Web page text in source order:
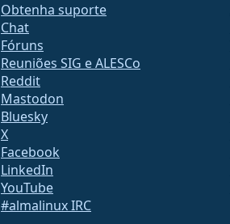
Obtenha suporte
Chat
Fóruns
Reuniões SIG e ALESCo
Reddit
Mastodon
Bluesky
X
Facebook
LinkedIn
YouTube
#almalinux IRC